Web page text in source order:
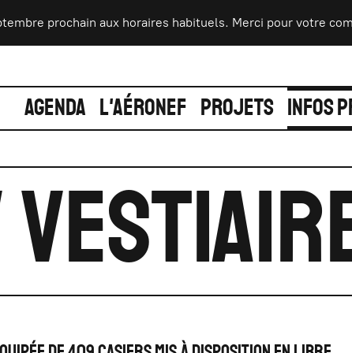
prochain aux horaires habituels. Merci pour votre
AGENDA L'AÉRONEF PROJETS INFOS